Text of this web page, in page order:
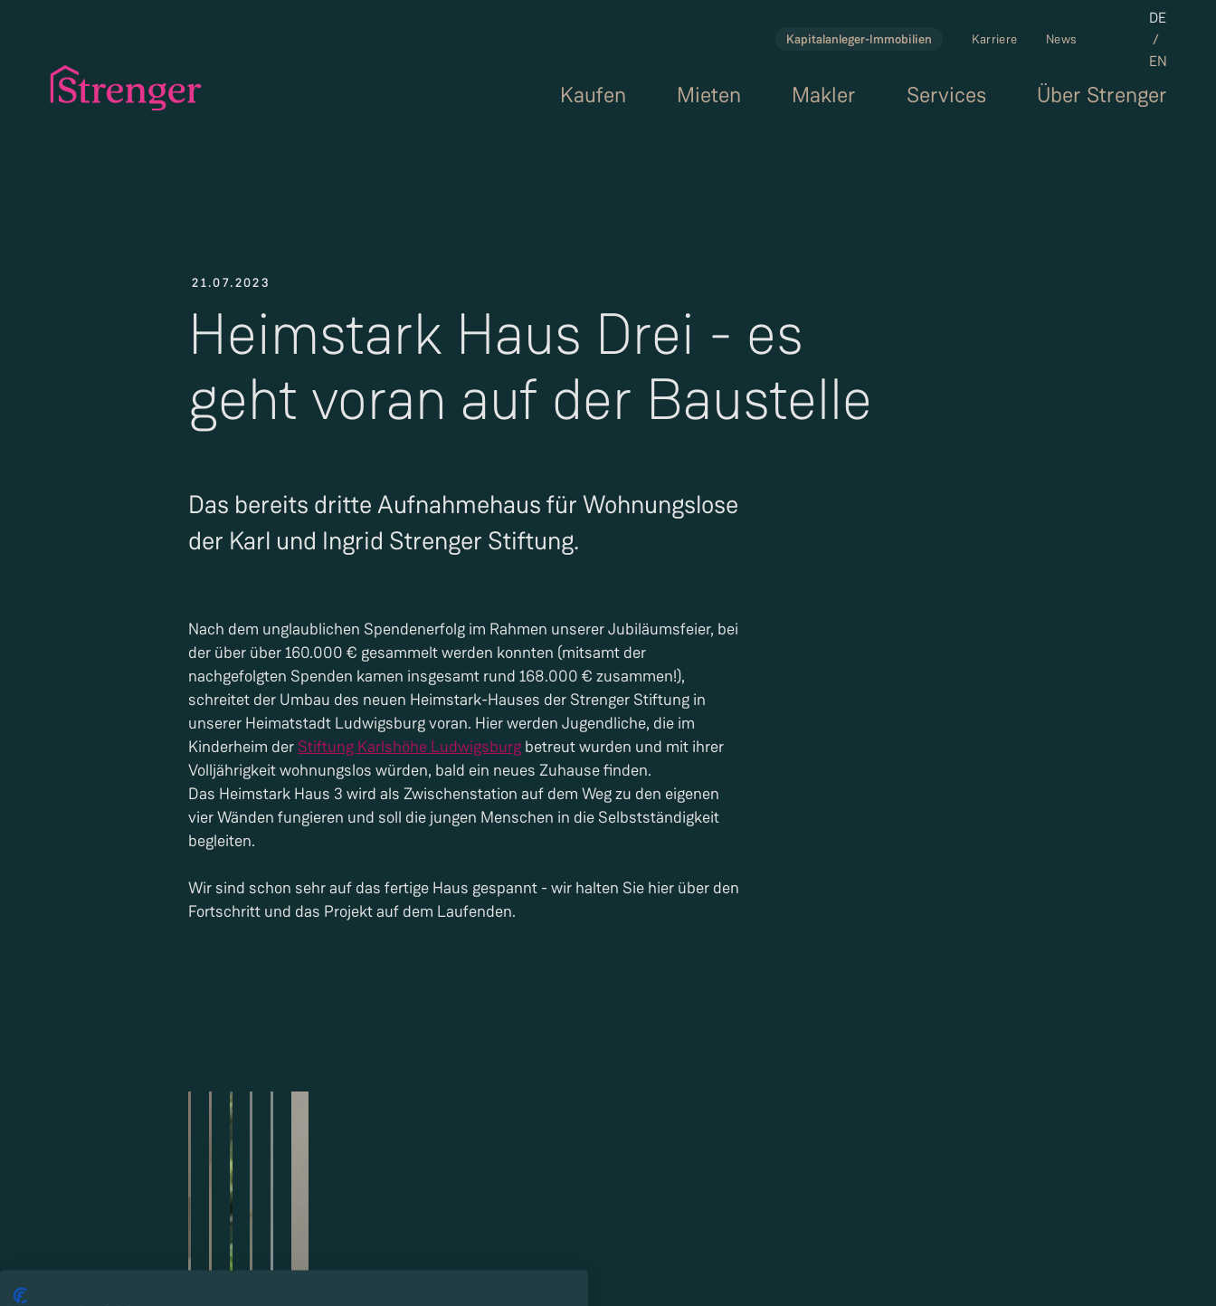
Kapitalanleger-Immobilien Karriere News
Set the
DE
/
EN
Kaufen Mieten Makler Services Über Strenger
21.07.2023
Heimstark Haus Drei - es
geht voran auf der Baustelle
Das bereits dritte Aufnahmehaus für Wohnungslose
der Karl und Ingrid Strenger Stiftung.
Nach dem unglaublichen Spendenerfolg im Rahmen unserer Jubiläumsfeier, bei
der über über 160.000 € gesammelt werden konnten (mitsamt der
nachgefolgten Spenden kamen insgesamt rund 168.000 € zusammen!),
schreitet der Umbau des neuen Heimstark-Hauses der Strenger Stiftung in
unserer Heimatstadt Ludwigsburg voran. Hier werden Jugendliche, die im
Kinderheim der Stiftung Karlshöhe Ludwigsburg betreut wurden und mit ihrer
Volljährigkeit wohnungslos würden, bald ein neues Zuhause finden.
Das Heimstark Haus 3 wird als Zwischenstation auf dem Weg zu den eigenen
vier Wänden fungieren und soll die jungen Menschen in die Selbstständigkeit
begleiten.
Wir sind schon sehr auf das fertige Haus gespannt - wir halten Sie hier über den
Fortschritt und das Projekt auf dem Laufenden.